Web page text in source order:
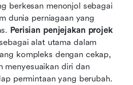
berkesan menonjol sebagai
dunia perniagaan yang
Perisian penjejakan projek
alat utama dalam
kompleks dengan cekap,
menyesuaikan diri dan
permintaan yang berubah.
8 perisian
teratas
projek agile yang